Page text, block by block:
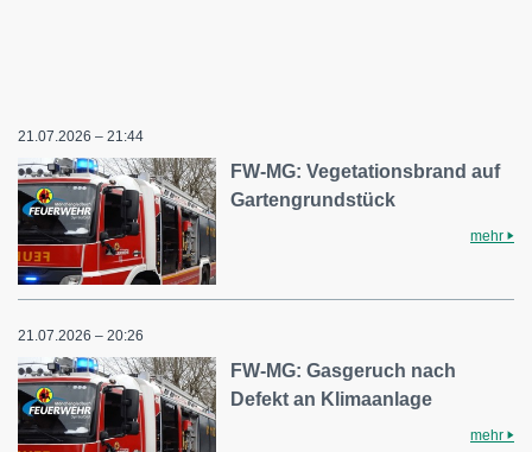
21.07.2026 – 21:44
FW-MG: Vegetationsbrand auf
Gartengrundstück
mehr
21.07.2026 – 20:26
FW-MG: Gasgeruch nach
Defekt an Klimaanlage
mehr